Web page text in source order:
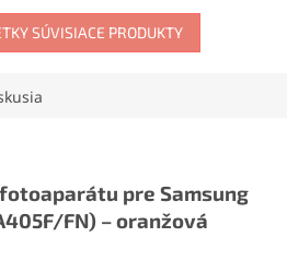
Obsahuje skrutkovače,
otváracie nástroje, prísavku
aj vyberač SIM karty. Vďaka
SÚVISIACE PRODUKTY
pre Samsung
FN) – oranžová